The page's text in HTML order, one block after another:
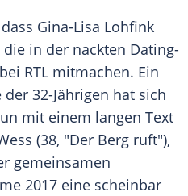
Gina-Lisa Lohfink
in der nackten Dating-
RTL mitmachen. Ein
32-Jährigen hat sich
mit einem langen Text
(38, "Der Berg ruft"),
gemeinsamen
2017 eine scheinbar